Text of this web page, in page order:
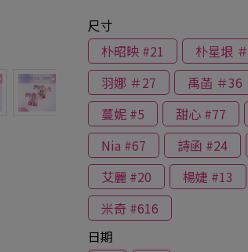
尺寸
朴昭映 #21
朴星垠
羽娜 ＃27
禹菡 ＃36
蔓妮 #5
甜心 #77
Nia #67
詩函 #24
艾麗 #20
楊婕 #13
米奇 #616
日期